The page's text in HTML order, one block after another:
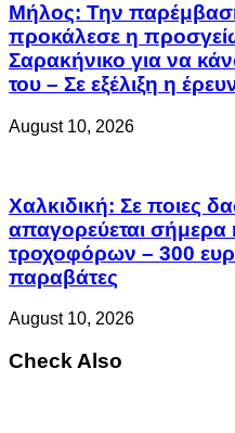
Μήλος: Την
προκάλεσε η
Σαρακήνικο για να
του – Σε εξέλιξη η
August 10, 2026
Χαλκιδική: Σε ποιες
απαγορεύεται
τροχοφόρων – 300
παραβάτες
August 10, 2026
Check Also